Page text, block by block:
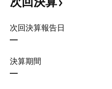
次回決算報告日
—
決算期間
—